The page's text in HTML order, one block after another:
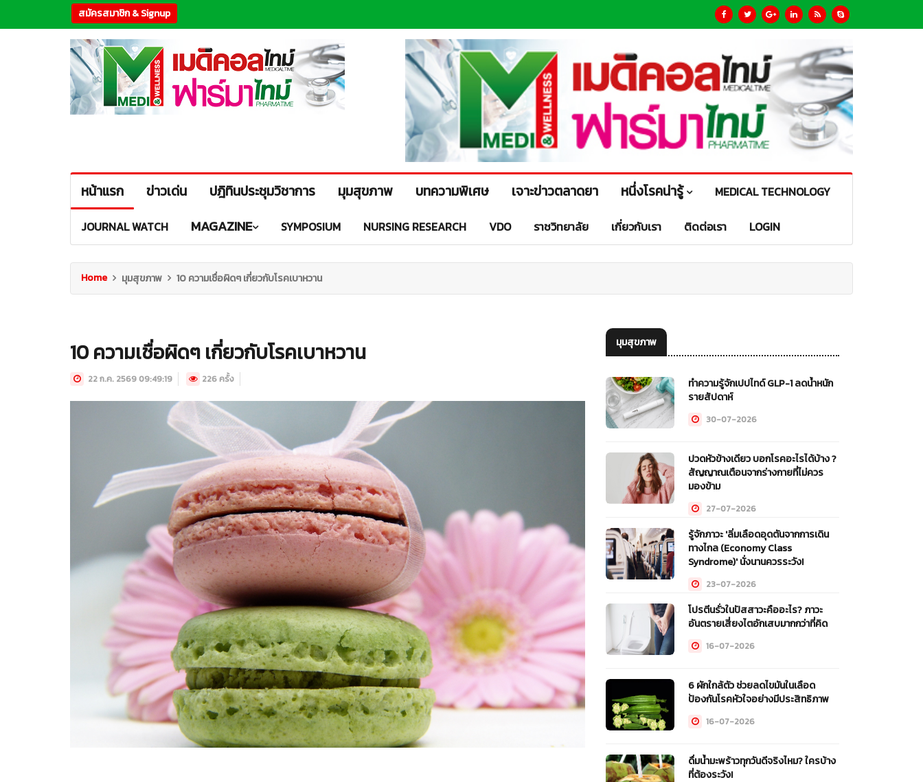
สมัครสมาชิก & Signup
หน้าแรก ข่าวเด่น ปฎิทินประชุมวิชาการ มุมสุขภาพ บทความพิเศษ เจาะข่าวตลาดยา หนึ่งโรคน่ารู้ MEDICAL TECHNOLOGY
JOURNAL WATCH MAGAZINE SYMPOSIUM NURSING RESEARCH VDO ราชวิทยาลัย เกี่ยวกับเรา ติดต่อเรา LOGIN
Home มุมสุขภาพ 10 ความเชื่อผิดๆ เกี่ยวกับโรคเบาหวาน
10 ความเชื่อผิดๆ เกี่ยวกับโรคเบาหวาน
22 ก.ค. 2569 09:49:19 226 ครั้ง
มุมสุขภาพ
ทำความรู้จักเปปไทด์ GLP-1 ลดน้ำหนัก
รายสัปดาห์
30-07-2026
ปวดหัวข้างเดียว บอกโรคอะไรได้บ้าง ?
สัญญาณเตือนจากร่างกายที่ไม่ควร
มองข้าม
27-07-2026
รู้จักภาวะ 'ลิ่มเลือดอุดตันจากการเดิน
ทางไกล (Economy Class
Syndrome)' นั่งนานควรระวัง!
23-07-2026
โปรตีนรั่วในปัสสาวะคืออะไร? ภาวะ
อันตรายเสี่ยงไตอักเสบมากกว่าที่คิด
16-07-2026
6 ผักใกล้ตัว ช่วยลดไขมันในเลือด
ป้องกันโรคหัวใจอย่างมีประสิทธิภาพ
16-07-2026
ดื่มน้ำมะพร้าวทุกวันดีจริงไหม? ใครบ้าง
ที่ต้องระวัง!